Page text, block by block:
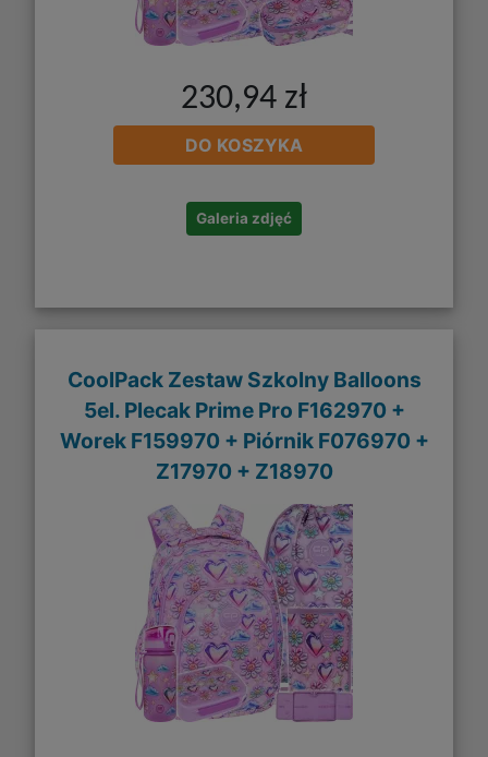
230,94 zł
DO KOSZYKA
Galeria zdjęć
CoolPack Zestaw Szkolny Balloons
5el. Plecak Prime Pro F162970 +
Worek F159970 + Piórnik F076970 +
Z17970 + Z18970